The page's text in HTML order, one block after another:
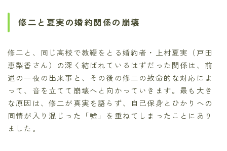
修二と夏実の婚約関係の崩壊
修二と、同じ高校で教鞭をとる婚約者・上村夏実（戸田
恵梨香さん）の深く結ばれているはずだった関係は、前
述の一夜の出来事と、その後の修二の致命的な対応によ
って、音を立てて崩壊へと向かっていきます。最も大き
な原因は、修二が真実を語らず、自己保身とひかりへの
同情が入り混じった「嘘」を重ねてしまったことにあり
ました。